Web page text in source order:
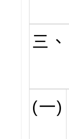
三、
(一)